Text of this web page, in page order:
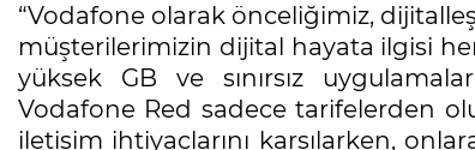
“Vodafone olarak önceliğimiz,
müşterilerimizin dijital hayata ilgisi
yüksek GB ve sınırsız
Vodafone Red sadece tarifelerden
iletişim ihtiyaçlarını karşılarken,